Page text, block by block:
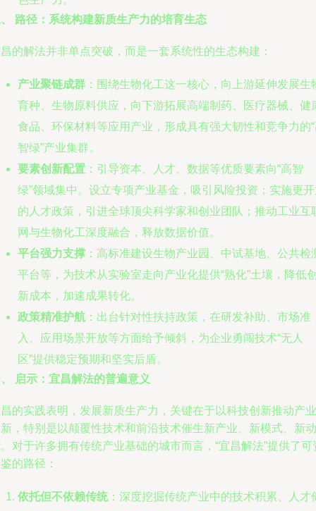
路径：系统构建新质生产力的培育生态
的解法并非单点突破，而是一套系统性的生态构建：
产业聚链成群 ：围绕生物化工这一核心，向上游延伸发展生
育种、生物原料供应，向下游拓展高端制药、医疗器械、健
食品、环保材料等应用产业，形成具有强大韧性和竞争力的
智绿”产业集群。
要素创新配置 ：引导资本、人才、数据等优质要素向“高智
绿”领域集中。设立专项产业基金，吸引风险投资；实施更
的人才政策，引进全球顶尖科学家和创业团队；推动工业互
网与生物化工深度融合，释放数据价值。
平台强力支撑 ：高标准建设生物产业园、中试基地、公共检
平台等，为技术从实验室走向产业化提供“熟化”土壤，降低
新成本，加速成果转化。
政策精准护航 ：出台针对性扶持政策，在研发补助、市场准
入、应用场景开放等方面给予倾斜，为企业勇闯技术“无人
区”提供稳定预期和坚实后盾。
启示：宜昌解法的普遍意义
的实践表明，发展新质生产力，关键在于以科技创新推动产业
，特别是以颠覆性技术和前沿技术催生新产业、新模式、新动
对于许多拥有传统产业基础的城市而言，“宜昌解法”提供了可
的路径：
依托但不依赖传统：深度挖掘传统产业中的技术积累、人才